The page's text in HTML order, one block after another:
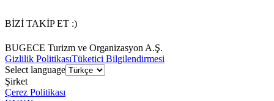
BİZİ TAKİP ET :)
BUGECE Turizm ve Organizasyon A.Ş.
Gizlilik PolitikasıTüketici Bilgilendirmesi
Select language
Şirket
Çerez Politikası